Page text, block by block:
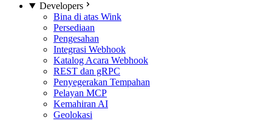
Developers
Bina di atas Wink
Persediaan
Pengesahan
Integrasi Webhook
Katalog Acara Webhook
REST dan gRPC
Penyegerakan Tempahan
Pelayan MCP
Kemahiran AI
Geolokasi